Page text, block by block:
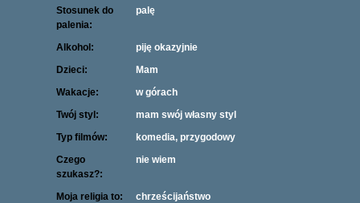
Stosunek do
palenia:
palę
Alkohol:
piję okazyjnie
Dzieci:
Mam
Wakacje:
w górach
Twój styl:
mam swój własny styl
Typ filmów:
komedia, przygodowy
Czego
szukasz?:
nie wiem
Moja religia to: chrześcijaństwo